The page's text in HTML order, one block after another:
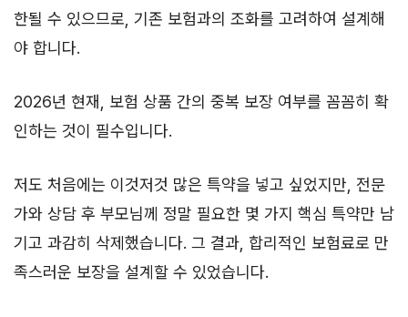
한될 수 있으므로, 기존 보험과의 조화를 고려하여 설계해
야 합니다.
2026년 현재, 보험 상품 간의 중복 보장 여부를 꼼꼼히 확
인하는 것이 필수입니다.
저도 처음에는 이것저것 많은 특약을 넣고 싶었지만, 전문
가와 상담 후 부모님께 정말 필요한 몇 가지 핵심 특약만 남
기고 과감히 삭제했습니다. 그 결과, 합리적인 보험료로 만
족스러운 보장을 설계할 수 있었습니다.